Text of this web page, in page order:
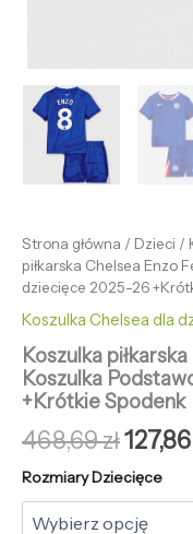
Strona główna / Dzieci /
piłkarska Chelsea Enzo
dziecięce 2025-26
Koszulka Chelsea dla
Koszulka
Koszulka
+Krótkie Spodenk
468,69zł127,86
Rozmiary Dziecięce